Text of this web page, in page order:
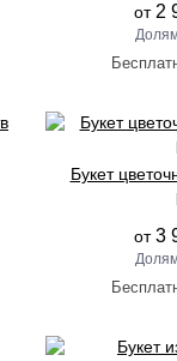
от 2
Букет
от3